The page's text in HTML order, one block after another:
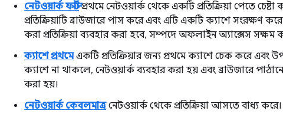
নেটওয়ার্ক ফার্স্টপ্রথমে নেটওয়ার্ক থেকে একটি প্রতিক্রিয়া পেতে চেষ্টা
প্রতিক্রিয়াটি ব্রাউজারে পাস করে এবং এটি একটি ক্যাশে সংরক্ষণ
করা প্রতিক্রিয়া ব্যবহার করা হবে, সম্পদে অফলাইন অ্যাক্সেস সক্ষম
ক্যাশে প্রথমেএকটি প্রতিক্রিয়ার জন্য প্রথমে ক্যাশে চেক করে এবং
ক্যাশে না থাকলে, নেটওয়ার্ক ব্যবহার করা হয় এবং ব্রাউজারে
করা হয়।
নেটওয়ার্ক কেবলমাত্রনেটওয়ার্ক থেকে প্রতিক্রিয়া আসতে বাধ্য করে।